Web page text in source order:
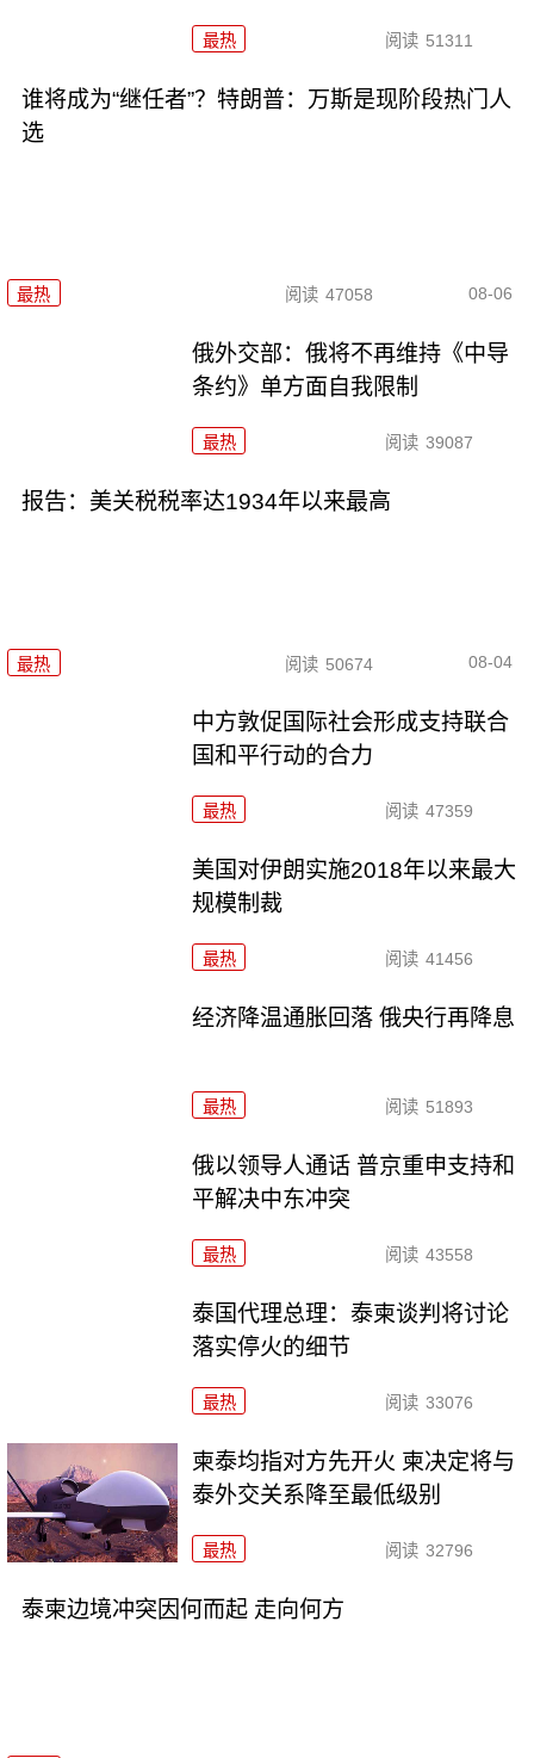
最热 阅读 51311
谁将成为“继任者”？特朗普：万斯是现阶段热门人
选
最热 阅读 47058 08-06
俄外交部：俄将不再维持《中导
条约》单方面自我限制
最热 阅读 39087
报告：美关税税率达1934年以来最高
最热 阅读 50674 08-04
中方敦促国际社会形成支持联合
国和平行动的合力
最热 阅读 47359
美国对伊朗实施2018年以来最大
规模制裁
最热 阅读 41456
经济降温通胀回落 俄央行再降息
最热 阅读 51893
俄以领导人通话 普京重申支持和
平解决中东冲突
最热 阅读 43558
泰国代理总理：泰柬谈判将讨论
落实停火的细节
最热 阅读 33076
柬泰均指对方先开火 柬决定将与
泰外交关系降至最低级别
最热 阅读 32796
泰柬边境冲突因何而起 走向何方